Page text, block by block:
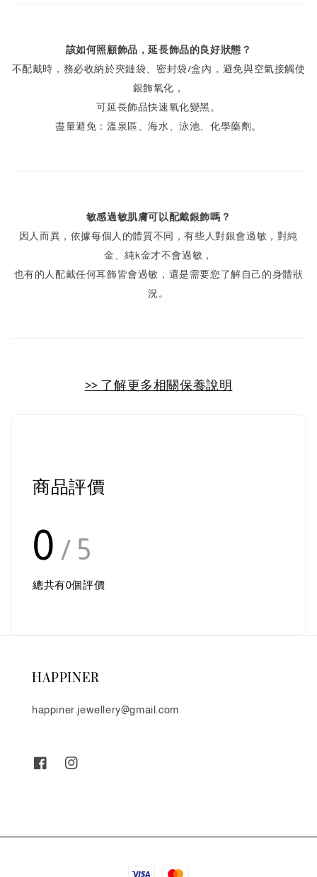
該如何照顧飾品，延長飾品的良好狀態？
不配戴時，務必收納於夾鏈袋、密封袋/盒內，避免與空氣接觸使
銀飾氧化，
可延長飾品快速氧化變黑。
盡量避免：溫泉區、海水、泳池、化學藥劑。
敏感過敏肌膚可以配戴銀飾嗎？
因人而異，依據每個人的體質不同，有些人對銀會過敏，對純
金、純k金才不會過敏，
也有的人配戴任何耳飾皆會過敏，還是需要您了解自己的身體狀
況。
>> 了解更多相關保養說明
商品評價
0 / 5
總共有0個評價
HAPPINER
happiner.jewellery@gmail.com